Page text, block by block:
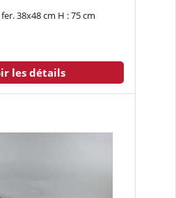
38x48 cm H : 75 cm
les détails